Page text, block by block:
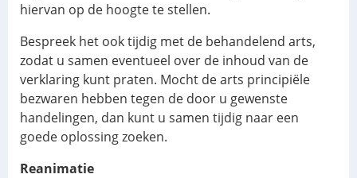
hiervan op de hoogte te stellen.
Bespreek het ook tijdig met de behandelend arts,
zodat u samen eventueel over de inhoud van de
verklaring kunt praten. Mocht de arts principiële
bezwaren hebben tegen de door u gewenste
handelingen, dan kunt u samen tijdig naar een
goede oplossing zoeken.
Reanimatie